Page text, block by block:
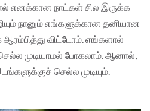
எனக்கான நாட்கள் சில இருக்க
நானும் எங்களுக்கான தனியான
விட்டோம். எங்களால்
முடியாமல் போகலாம். ஆனால்,
செல்ல முடியும்.